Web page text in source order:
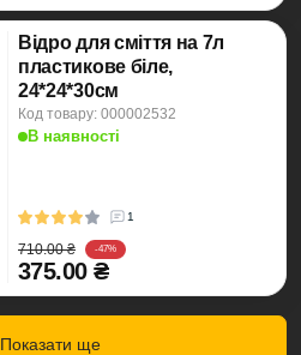
Відро для сміття на 7л
пластикове біле,
24*24*30см
Код товару: 000002532
В наявності
1
710.00 ₴ -47%
375.00 ₴
Показати ще